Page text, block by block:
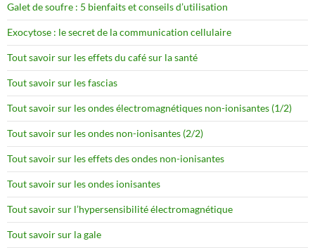
Galet de soufre : 5 bienfaits et conseils d’utilisation
Exocytose : le secret de la communication cellulaire
Tout savoir sur les effets du café sur la santé
Tout savoir sur les fascias
Tout savoir sur les ondes électromagnétiques non-ionisantes (1/2)
Tout savoir sur les ondes non-ionisantes (2/2)
Tout savoir sur les effets des ondes non-ionisantes
Tout savoir sur les ondes ionisantes
Tout savoir sur l’hypersensibilité électromagnétique
Tout savoir sur la gale